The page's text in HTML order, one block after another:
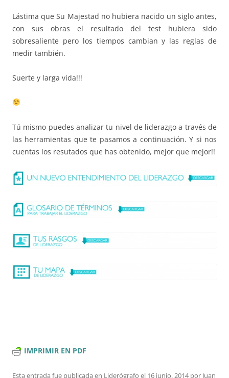
Lástima que Su Majestad no hubiera nacido un siglo antes,
con sus obras el resultado del test hubiera sido
sobresaliente pero los tiempos cambian y las reglas de
medir también.
Suerte y larga vida!!!
Tú mismo puedes analizar tu nivel de liderazgo a través de
las herramientas que te pasamos a continuación. Y si nos
cuentas los resutados que has obtenido, mejor que mejor!!
IMPRIMIR EN PDF
Esta entrada fue publicada en Liderógrafo el 16 junio, 2014por Juan